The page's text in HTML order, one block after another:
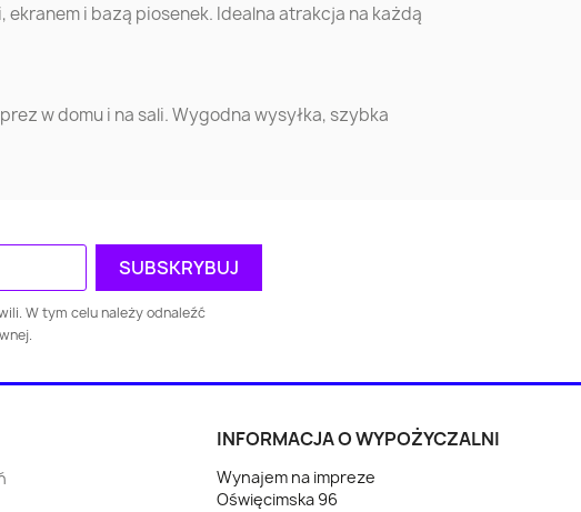
Gniezno Bełchatów Biała Podlaska
Kłodzko Brodnica
Puławy
Wołomin
i bazą piosenek. Idealna atrakcja na każdą
w domu i na sali. Wygodna wysyłka, szybka
W tym celu należy odnaleźć
INFORMACJA O WYPOŻYCZALNI
Wynajem na impreze
Oświęcimska 96